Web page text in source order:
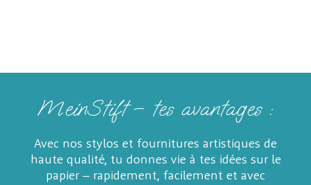
MeinStift – tes avantages :
Avec nos stylos et fournitures artistiques de
haute qualité, tu donnes vie à tes idées sur le
papier – rapidement, facilement et avec